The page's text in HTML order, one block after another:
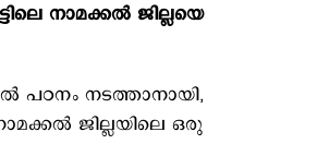
നാമക്കൽ ജില്ലയെ
പഠനം നടത്താനായി,
ജില്ലയിലെ ഒരു